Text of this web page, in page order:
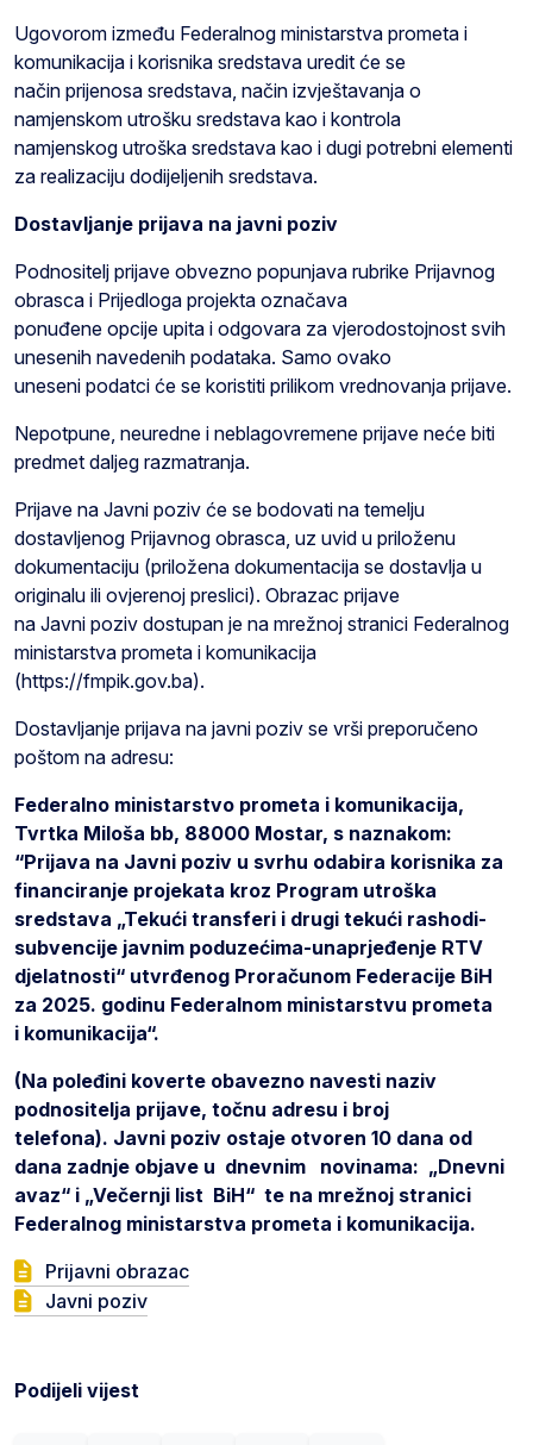
Ugovorom između Federalnog ministarstva prometa i
komunikacija i korisnika sredstava uredit će se
način prijenosa sredstava, način izvještavanja o
namjenskom utrošku sredstava kao i kontrola
namjenskog utroška sredstava kao i dugi potrebni elementi
za realizaciju dodijeljenih sredstava.
Dostavljanje prijava na javni poziv
Podnositelj prijave obvezno popunjava rubrike Prijavnog
obrasca i Prijedloga projekta označava
ponuđene opcije upita i odgovara za vjerodostojnost svih
unesenih navedenih podataka. Samo ovako
uneseni podatci će se koristiti prilikom vrednovanja prijave.
Nepotpune, neuredne i neblagovremene prijave neće biti
predmet daljeg razmatranja.
Prijave na Javni poziv će se bodovati na temelju
dostavljenog Prijavnog obrasca, uz uvid u priloženu
dokumentaciju (priložena dokumentacija se dostavlja u
originalu ili ovjerenoj preslici). Obrazac prijave
na Javni poziv dostupan je na mrežnoj stranici Federalnog
ministarstva prometa i komunikacija
(https://fmpik.gov.ba).
Dostavljanje prijava na javni poziv se vrši preporučeno
poštom na adresu:
Federalno ministarstvo prometa i komunikacija,
Tvrtka Miloša bb, 88000 Mostar, s naznakom:
“Prijava na Javni poziv u svrhu odabira korisnika za
financiranje projekata kroz Program utroška
sredstava „Tekući transferi i drugi tekući rashodi-
subvencije javnim poduzećima-unaprjeđenje RTV
djelatnosti“ utvrđenog Proračunom Federacije BiH
za 2025. godinu Federalnom ministarstvu prometa
i komunikacija“.
(Na poleđini koverte obavezno navesti naziv
podnositelja prijave, točnu adresu i broj
telefona). Javni poziv ostaje otvoren 10 dana od
dana zadnje objave u dnevnim novinama: „Dnevni
avaz“ i „Večernji list BiH“ te na mrežnoj stranici
Federalnog ministarstva prometa i komunikacija.
Prijavni obrazac
Javni poziv
Podijeli vijest